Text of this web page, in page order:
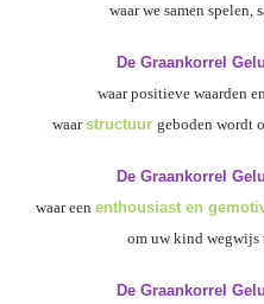
waar we samen spelen,
De Graankorrel
waar positieve waarden
waarstructuur geboden wordt
De Graankorrel
waar een enthousiast en
om uw kind wegwijs
De Graankorrel